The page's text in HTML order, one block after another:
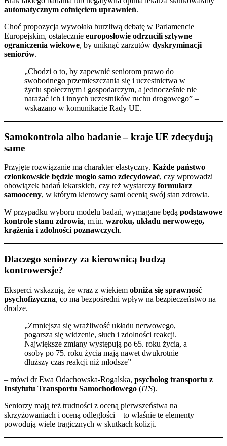
automatycznym cofnięciem uprawnień.
Choć propozycja wywołała burzliwą debatę w Parlamencie
Europejskim, ostatecznie europosłowie odrzucili sztywne
ograniczenia wiekowe, by uniknąć zarzutów dyskryminacji
seniorów.
„Chodzi o to, by zapewnić seniorom prawo do
swobodnego przemieszczania się i uczestnictwa w
życiu społecznym i gospodarczym, a jednocześnie nie
narażać ich i innych uczestników ruchu drogowego” –
wskazano w komunikacie Rady UE.
Samokontrola albo badanie – kraje UE zdecydują
same
Przyjęte rozwiązanie ma charakter elastyczny. Każde państwo
członkowskie będzie mogło samo zdecydować, czy wprowadzi
obowiązek badań lekarskich, czy też wystarczy formularz
samooceny, w którym kierowcy sami ocenią swój stan zdrowia.
W przypadku wyboru modelu badań, wymagane będą podstawowe
kontrole stanu zdrowia, m.in. wzroku, układu nerwowego,
krążenia i zdolności poznawczych.
Dlaczego seniorzy za kierownicą budzą
kontrowersje?
Eksperci wskazują, że wraz z wiekiem obniża się sprawność
psychofizyczna, co ma bezpośredni wpływ na bezpieczeństwo na
drodze.
„Zmniejsza się wrażliwość układu nerwowego,
pogarsza się widzenie, słuch i zdolności reakcji.
Największe zmiany występują po 65. roku życia, a
osoby po 75. roku życia mają nawet dwukrotnie
dłuższy czas reakcji niż młodsze”
– mówi dr Ewa Odachowska-Rogalska, psycholog transportu z
Instytutu Transportu Samochodowego (ITS).
Seniorzy mają też trudności z oceną pierwszeństwa na
skrzyżowaniach i oceną odległości – to właśnie te elementy
powodują wiele tragicznych w skutkach kolizji.